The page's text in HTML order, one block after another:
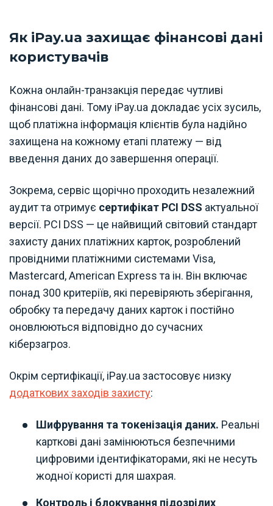
Як iPay.ua захищає фінансові дані
користувачів
Кожна онлайн-транзакція передає чутливі
фінансові дані. Тому iPay.ua докладає усіх зусиль,
щоб платіжна інформація клієнтів була надійно
захищена на кожному етапі платежу — від
введення даних до завершення операції.
Зокрема, сервіс щорічно проходить незалежний
аудит та отримує сертифікат PCI DSS актуальної
версії. PCI DSS — це найвищий світовий стандарт
захисту даних платіжних карток, розроблений
провідними платіжними системами Visa,
Mastercard, American Express та ін. Він включає
понад 300 критеріїв, які перевіряють зберігання,
обробку та передачу даних карток і постійно
оновлюються відповідно до сучасних
кіберзагроз.
Окрім сертифікації, iPay.ua застосовує низку
додаткових заходів захисту:
Шифрування та токенізація даних. Реальні
карткові дані замінюються безпечними
цифровими ідентифікаторами, які не несуть
жодної користі для шахрая.
Контроль і блокування підозрілих